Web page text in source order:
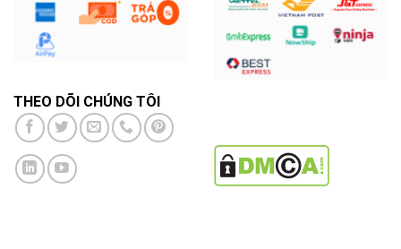
THEO DÕI CHÚNG TÔI